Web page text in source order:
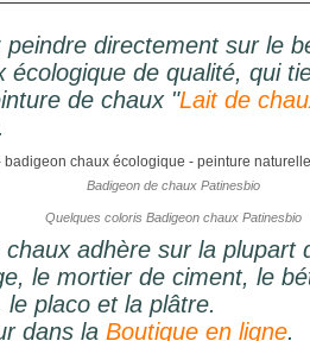
peindre directement sur le
écologique de qualité, qui
de chaux "Lait de
Badigeon de chaux Patinesbio
Quelques coloris Badigeon chaux Patinesbio
adhère sur la plupart
le mortier de ciment, le
placo et la plâtre.
dans la Boutique en ligne.